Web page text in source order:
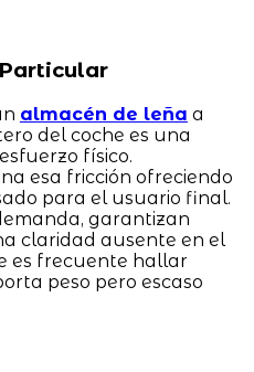
almacén de leña a
del coche es una
físico.
esa fricción ofreciendo
para el usuario final.
garantizan
claridad ausente en el
es frecuente hallar
peso pero escaso